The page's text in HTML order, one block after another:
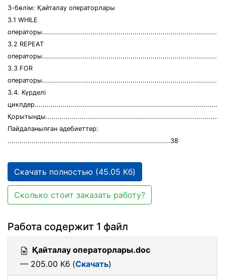
3-бөлім: Қайталау операторлары
3.1 WHILE
3.2 REPEAT
3.3 FOR
3.4. Күрделі
Пайдаланылған әдебиеттер:
.................................................................................38
Скачать полностью (45.05 Кб)
Сколько стоит заказать работу?
Работа содержит 1 файл
Қайталау операторлары.doc
— 205.00 Кб (Скачать)